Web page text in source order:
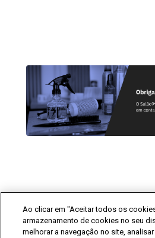
Ao clicar em "Aceitar todos os
armazenamento de cookies no seu
melhorar a navegação no site,